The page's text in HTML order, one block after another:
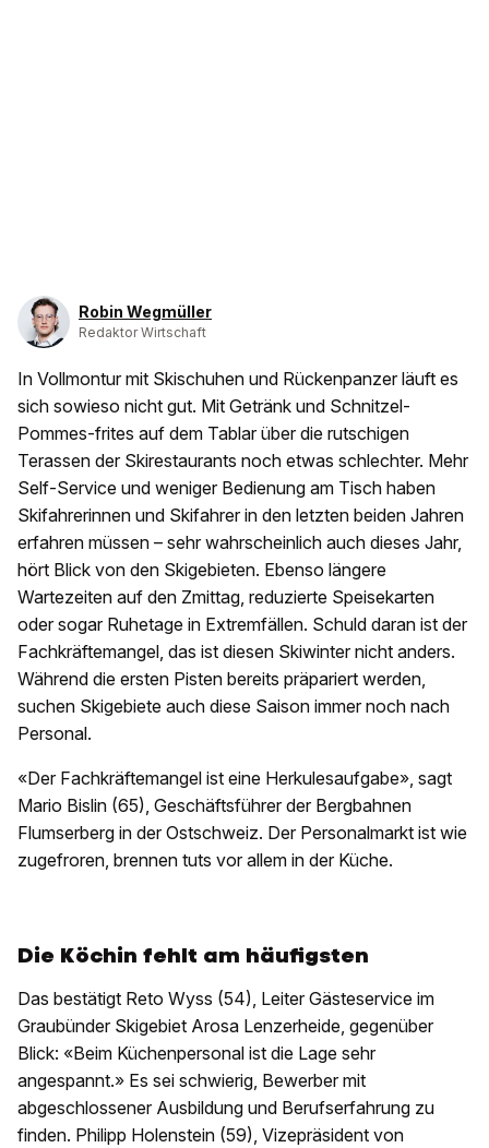
Robin Wegmüller
Redaktor Wirtschaft
In Vollmontur mit Skischuhen und Rückenpanzer läuft es
sich sowieso nicht gut. Mit Getränk und Schnitzel-
Pommes-frites auf dem Tablar über die rutschigen
Terassen der Skirestaurants noch etwas schlechter. Mehr
Self-Service und weniger Bedienung am Tisch haben
Skifahrerinnen und Skifahrer in den letzten beiden Jahren
erfahren müssen – sehr wahrscheinlich auch dieses Jahr,
hört Blick von den Skigebieten. Ebenso längere
Wartezeiten auf den Zmittag, reduzierte Speisekarten
oder sogar Ruhetage in Extremfällen. Schuld daran ist der
Fachkräftemangel, das ist diesen Skiwinter nicht anders.
Während die ersten Pisten bereits präpariert werden,
suchen Skigebiete auch diese Saison immer noch nach
Personal.
«Der Fachkräftemangel ist eine Herkulesaufgabe», sagt
Mario Bislin (65), Geschäftsführer der Bergbahnen
Flumserberg in der Ostschweiz. Der Personalmarkt ist wie
zugefroren, brennen tuts vor allem in der Küche.
Die Köchin fehlt am häufigsten
Das bestätigt Reto Wyss (54), Leiter Gästeservice im
Graubünder Skigebiet Arosa Lenzerheide, gegenüber
Blick: «Beim Küchenpersonal ist die Lage sehr
angespannt.» Es sei schwierig, Bewerber mit
abgeschlossener Ausbildung und Berufserfahrung zu
finden. Philipp Holenstein (59), Vizepräsident von